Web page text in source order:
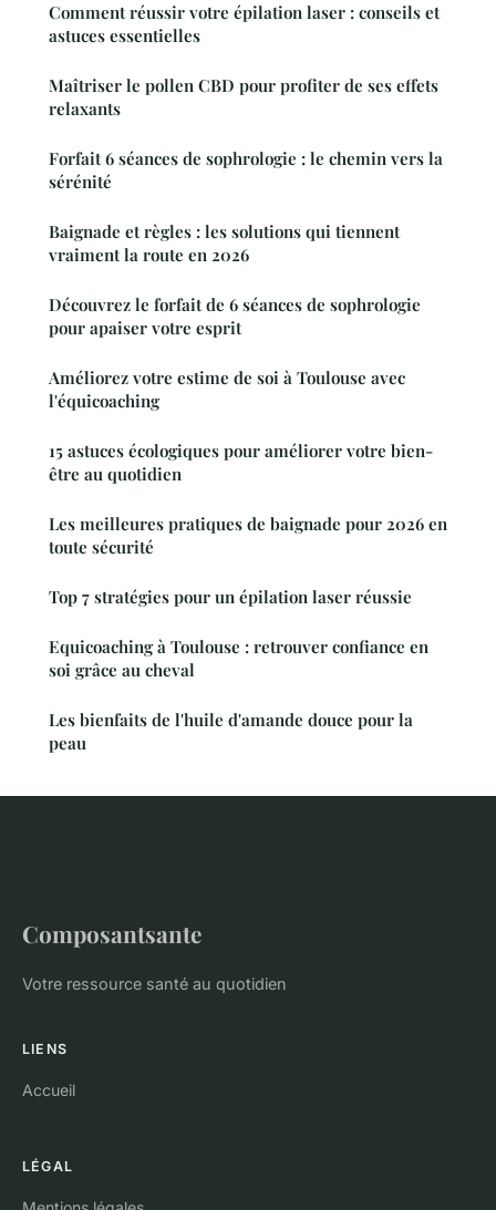
Comment réussir votre épilation laser : conseils et
astuces essentielles
Maîtriser le pollen CBD pour profiter de ses effets
relaxants
Forfait 6 séances de sophrologie : le chemin vers la
sérénité
Baignade et règles : les solutions qui tiennent
vraiment la route en 2026
Découvrez le forfait de 6 séances de sophrologie
pour apaiser votre esprit
Améliorez votre estime de soi à Toulouse avec
l'équicoaching
15 astuces écologiques pour améliorer votre bien-
être au quotidien
Les meilleures pratiques de baignade pour 2026 en
toute sécurité
Top 7 stratégies pour un épilation laser réussie
Equicoaching à Toulouse : retrouver confiance en
soi grâce au cheval
Les bienfaits de l'huile d'amande douce pour la
peau
Composantsante
Votre ressource santé au quotidien
LIENS
Accueil
LÉGAL